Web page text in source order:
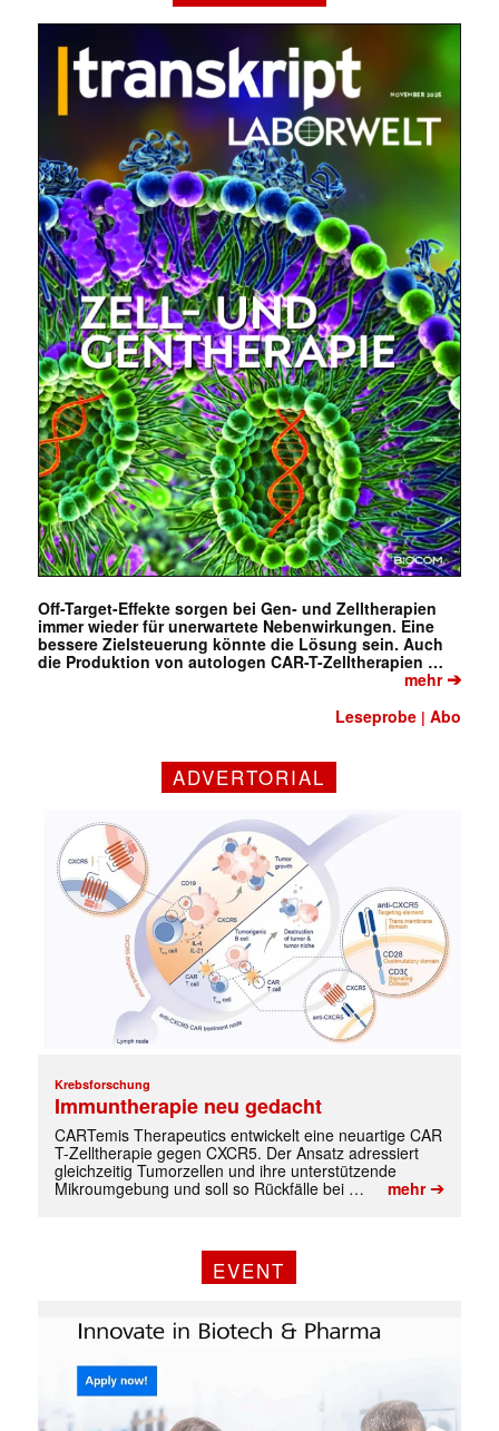
Off-Target-Effekte sorgen bei Gen- und Zelltherapien
immer wieder für unerwartete Nebenwirkungen. Eine
bessere Zielsteuerung könnte die Lösung sein. Auch
die Produktion von autologen CAR-T-Zelltherapien …
mehr➔
Leseprobe |Abo
ADVERTORIAL
Krebsforschung
Immuntherapie neu gedacht
CARTemis Therapeutics entwickelt eine neuartige CAR
T-Zelltherapie gegen CXCR5. Der Ansatz adressiert
gleichzeitig Tumorzellen und ihre unterstützende
Mikroumgebung und soll so Rückfälle bei …
mehr➔
EVENT